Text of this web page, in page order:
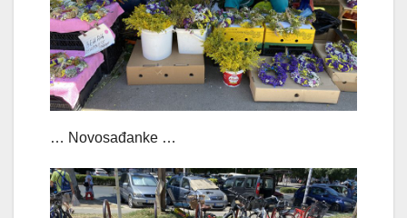
… Novosađanke …